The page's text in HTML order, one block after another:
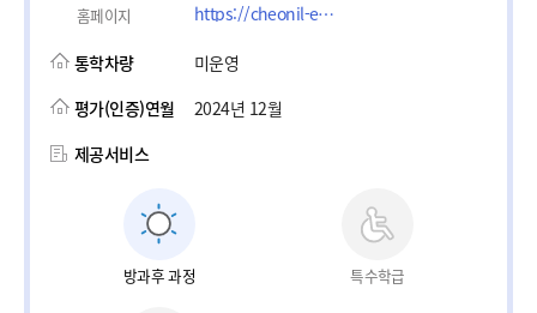
홈페이지 https://cheonil-e.goesw.kr/index.do
통학차량
미운영
평가(인증)연월
2024년 12월
제공서비스
방과후 과정 특수학급